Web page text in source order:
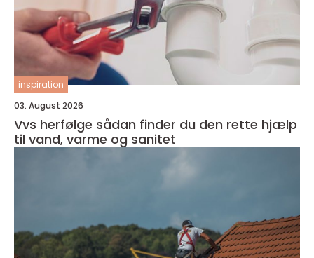
inspiration
03. August 2026
Vvs herfølge sådan finder du den rette hjælp
til vand, varme og sanitet